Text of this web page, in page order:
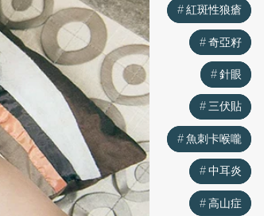
紅斑性狼瘡
奇亞籽
針眼
三伏貼
魚刺卡喉嚨
中耳炎
高山症
紅斑性狼瘡
奇亞籽
針眼
三伏貼
魚刺卡喉嚨
中耳炎
高山症